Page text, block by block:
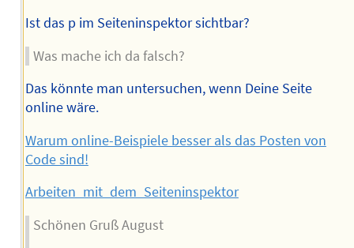
Ist das p im Seiteninspektor sichtbar?
Was mache ich da falsch?
Das könnte man untersuchen, wenn Deine Seite
online wäre.
Warum online-Beispiele besser als das Posten von
Code sind!
Arbeiten_mit_dem_Seiteninspektor
Schönen Gruß August